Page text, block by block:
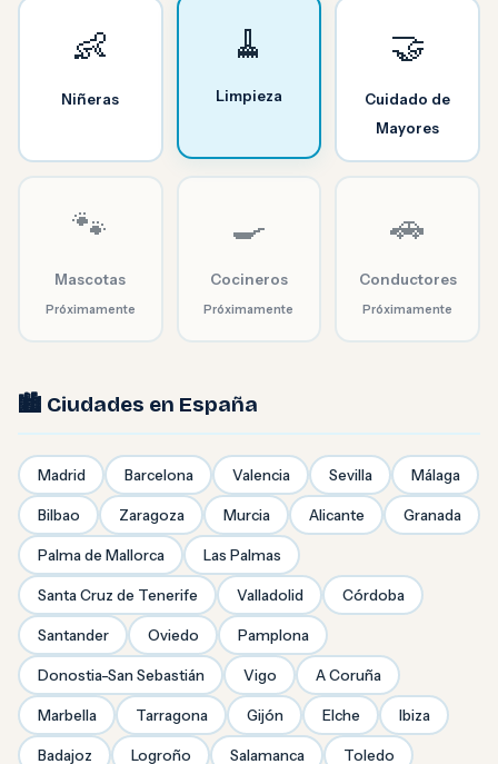
👶
Niñeras
🧹
Limpieza
🤝
Cuidado de
Mayores
🐾
Mascotas
Próximamente
🍳
Cocineros
Próximamente
🚗
Conductores
Próximamente
🏙️ Ciudades en España
Madrid Barcelona Valencia Sevilla Málaga
Bilbao Zaragoza Murcia Alicante Granada
Palma de Mallorca Las Palmas
Santa Cruz de Tenerife Valladolid Córdoba
Santander Oviedo Pamplona
Donostia-San Sebastián Vigo A Coruña
Marbella Tarragona Gijón Elche Ibiza
Badajoz Logroño Salamanca Toledo